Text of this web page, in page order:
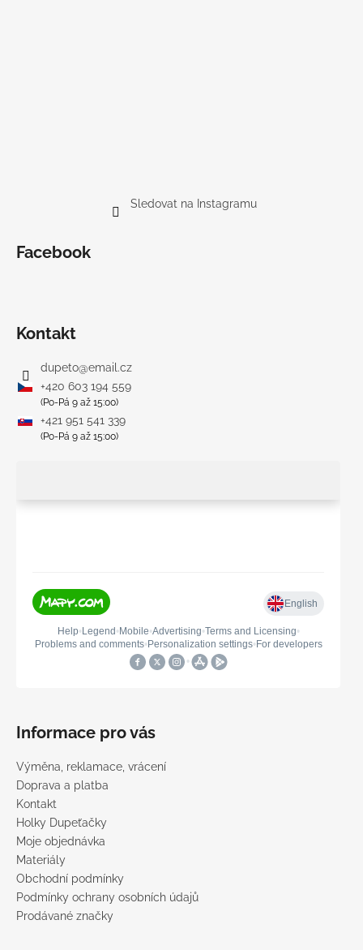
Sledovat na Instagramu
Facebook
Kontakt
dupeto@email.cz
+420 603 194 559
(Po-Pá 9 až 15:00)
+421 951 541 339
(Po-Pá 9 až 15:00)
Informace pro vás
Výměna, reklamace, vrácení
Doprava a platba
Kontakt
Holky Dupeťačky
Moje objednávka
Materiály
Obchodní podmínky
Podmínky ochrany osobních údajů
Prodávané značky